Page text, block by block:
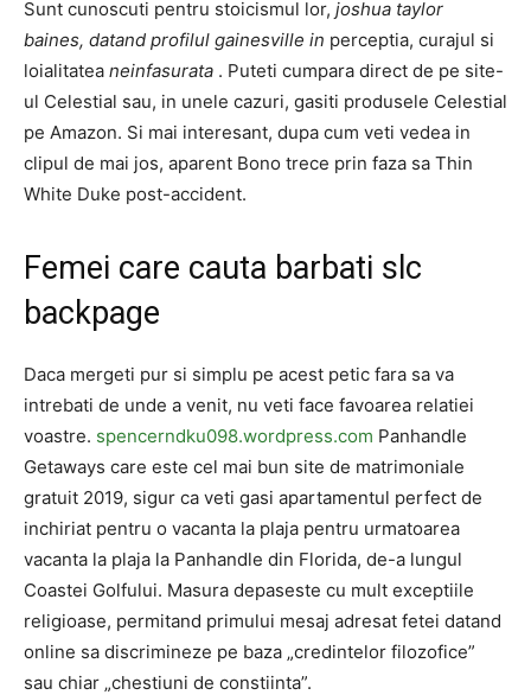
Sunt cunoscuti pentru stoicismul lor, joshua taylor
baines, datand profilul gainesville in perceptia, curajul si
loialitatea neinfasurata . Puteti cumpara direct de pe site-
ul Celestial sau, in unele cazuri, gasiti produsele Celestial
pe Amazon. Si mai interesant, dupa cum veti vedea in
clipul de mai jos, aparent Bono trece prin faza sa Thin
White Duke post-accident.
Femei care cauta barbati slc
backpage
Daca mergeti pur si simplu pe acest petic fara sa va
intrebati de unde a venit, nu veti face favoarea relatiei
voastre. spencerndku098.wordpress.com Panhandle
Getaways care este cel mai bun site de matrimoniale
gratuit 2019, sigur ca veti gasi apartamentul perfect de
inchiriat pentru o vacanta la plaja pentru urmatoarea
vacanta la plaja la Panhandle din Florida, de-a lungul
Coastei Golfului. Masura depaseste cu mult exceptiile
religioase, permitand primului mesaj adresat fetei datand
online sa discrimineze pe baza „credintelor filozofice”
sau chiar „chestiuni de constiinta”.